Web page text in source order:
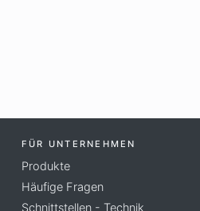
FÜR UNTERNEHMEN
Produkte
Häufige Fragen
Schnittstellen - Technik